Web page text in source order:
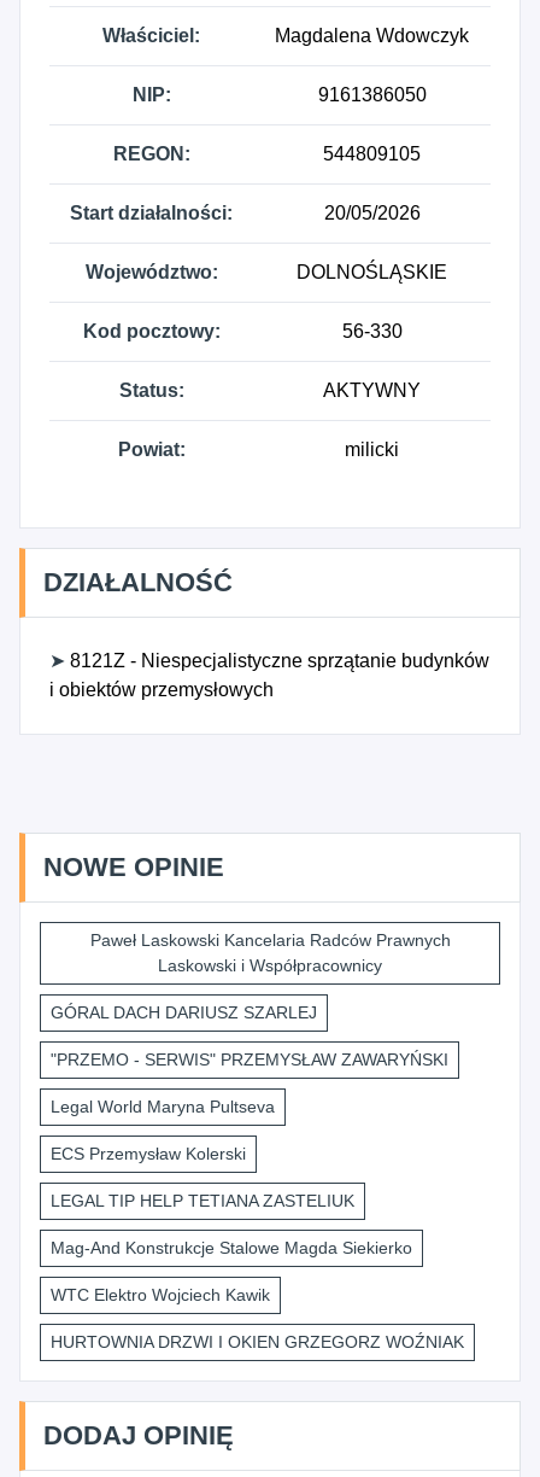
Właściciel: Magdalena Wdowczyk
NIP: 9161386050
REGON: 544809105
Start działalności: 20/05/2026
Województwo: DOLNOŚLĄSKIE
Kod pocztowy: 56-330
Status: AKTYWNY
Powiat: milicki
DZIAŁALNOŚĆ
➤ 8121Z - Niespecjalistyczne sprzątanie budynków
i obiektów przemysłowych
NOWE OPINIE
Paweł Laskowski Kancelaria Radców Prawnych
Laskowski i Współpracownicy
GÓRAL DACH DARIUSZ SZARLEJ
"PRZEMO - SERWIS" PRZEMYSŁAW ZAWARYŃSKI
Legal World Maryna Pultseva
ECS Przemysław Kolerski
LEGAL TIP HELP TETIANA ZASTELIUK
Mag-And Konstrukcje Stalowe Magda Siekierko
WTC Elektro Wojciech Kawik
HURTOWNIA DRZWI I OKIEN GRZEGORZ WOŹNIAK
DODAJ OPINIĘ